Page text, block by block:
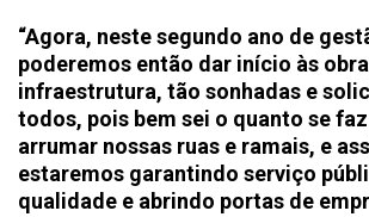
“Agora, neste segundo ano de
poderemos então dar início às
infraestrutura, tão sonhadas e
todos, pois bem sei o quanto se
arrumar nossas ruas e ramais, e
estaremos garantindo serviço
qualidade e abrindo portas de